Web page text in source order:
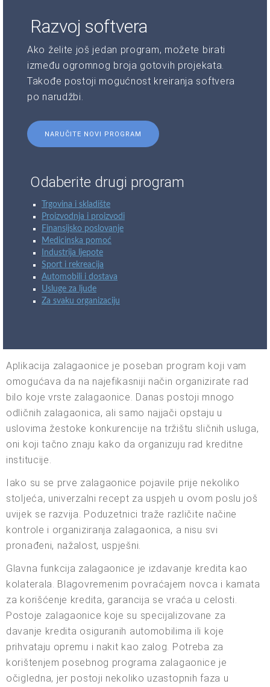
Razvoj softvera
Ako želite još jedan program, možete birati
između ogromnog broja gotovih projekata.
Takođe postoji mogućnost kreiranja softvera
po narudžbi.
NARUČITE NOVI PROGRAM
Odaberite drugi program
Trgovina i skladište
Proizvodnja i proizvodi
Finansijsko poslovanje
Medicinska pomoć
Industrija ljepote
Sport i rekreacija
Automobili i dostava
Usluge za ljude
Za svaku organizaciju
Aplikacija zalagaonice je poseban program koji vam
omogućava da na najefikasniji način organizirate rad
bilo koje vrste zalagaonice. Danas postoji mnogo
odličnih zalagaonica, ali samo najjači opstaju u
uslovima žestoke konkurencije na tržištu sličnih usluga,
oni koji tačno znaju kako da organizuju rad kreditne
institucije.
Iako su se prve zalagaonice pojavile prije nekoliko
stoljeća, univerzalni recept za uspjeh u ovom poslu još
uvijek se razvija. Poduzetnici traže različite načine
kontrole i organiziranja zalagaonica, a nisu svi
pronađeni, nažalost, uspješni.
Glavna funkcija zalagaonice je izdavanje kredita kao
kolaterala. Blagovremenim povraćajem novca i kamata
za korišćenje kredita, garancija se vraća u celosti.
Postoje zalagaonice koje su specijalizovane za
davanje kredita osiguranih automobilima ili koje
prihvataju opremu i nakit kao zalog. Potreba za
korištenjem posebnog programa zalagaonice je
očigledna, jer postoji nekoliko uzastopnih faza u